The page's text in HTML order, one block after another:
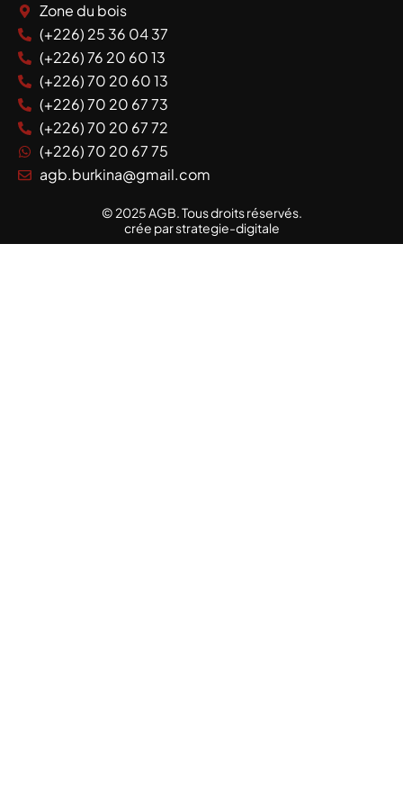
Zone du bois
(+226) 25 36 04 37
(+226) 76 20 60 13
(+226) 70 20 60 13
(+226) 70 20 67 73
(+226) 70 20 67 72
(+226) 70 20 67 75
agb.burkina@gmail.com
© 2025 AGB. Tous droits réservés.
crée par strategie-digitale